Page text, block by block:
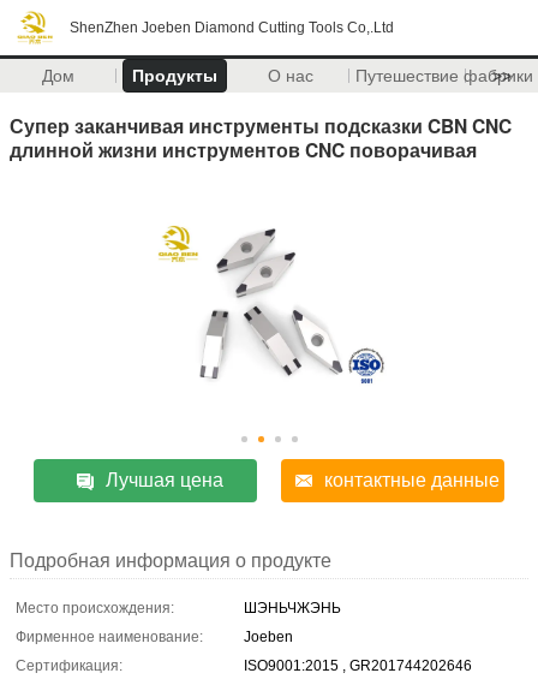
ShenZhen Joeben Diamond Cutting Tools Co,.Ltd
Дом Продукты О нас Путешествие фабрики
>>
Супер заканчивая инструменты подсказки CBN CNC
длинной жизни инструментов CNC поворачивая
Лучшая цена контактные данные
Подробная информация о продукте
Место происхождения:
ШЭНЬЧЖЭНЬ
Фирменное наименование:
Joeben
Сертификация:
ISO9001:2015 , GR201744202646